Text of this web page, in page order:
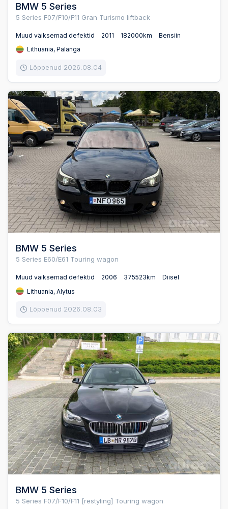
BMW 5 Series
5 Series F07/F10/F11 Gran Turismo liftback
Muud väiksemad defektid 2011 182000km
Bensiin
Lithuania, Palanga
Lõppenud 2026.08.04
BMW 5 Series
5 Series E60/E61 Touring wagon
Muud väiksemad defektid 2006 375523km
Diisel
Lithuania, Alytus
Lõppenud 2026.08.03
BMW 5 Series
5 Series F07/F10/F11 [restyling] Touring wagon